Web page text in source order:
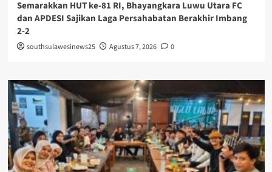
Semarakkan HUT ke-81 RI, Bhayangkara Luwu Utara FC
dan APDESI Sajikan Laga Persahabatan Berakhir Imbang
2-2
southsulawesinews25 Agustus 7, 2026 0